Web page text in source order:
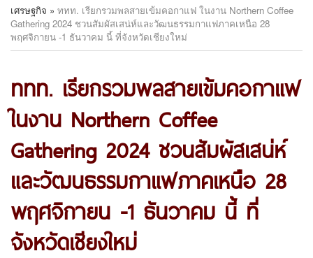
เศรษฐกิจ » ททท. เรียกรวมพลสายเข้มคอกาแฟ ในงาน Northern Coffee
Gathering 2024 ชวนสัมผัสเสน่ห์และวัฒนธรรมกาแฟภาคเหนือ 28
พฤศจิกายน -1 ธันวาคม นี้ ที่จังหวัดเชียงใหม่
ททท. เรียกรวมพลสายเข้มคอกาแฟ
ในงาน Northern Coffee
Gathering 2024 ชวนสัมผัสเสน่ห์
และวัฒนธรรมกาแฟภาคเหนือ 28
พฤศจิกายน -1 ธันวาคม นี้ ที่
จังหวัดเชียงใหม่